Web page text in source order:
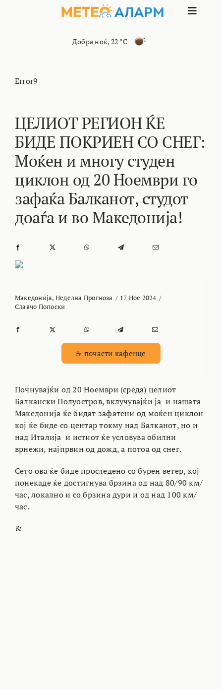
Toggle
ИНТЕРЕСНО
КОНТАКТ
МАРКЕТИНГ
Добра ноќ, 22 °C
Error9
ЦЕЛИОТ РЕГИОН ЌЕ
БИДЕ ПОКРИЕН СО СНЕГ:
Моќен и многу студен
циклон од 20 Ноември го
зафаќа Балканот, студот
доаѓа и во Македонија!
Македонија, Неделна Прогноза / 17 Ное 2024 /
Славчо Попоски
☕ почасти кафенце
Почнувајќи од 20 Ноември (среда) целиот
Балкански Полуостров, вклучувајќи ја и нашата
Македонија ќе бидат зафатени од моќен циклон
кој ќе биде со центар токму над Балканот, но и
над Италија и истиот ќе условува обилни
врнежи, најпрвин од дожд, а потоа од снег.
Сето ова ќе биде проследено со бурен ветер, кој
понекаде ќе достигнува брзина од над 80/90 км/
час, локално и со брзина дури и од над 100 км/
час.
&